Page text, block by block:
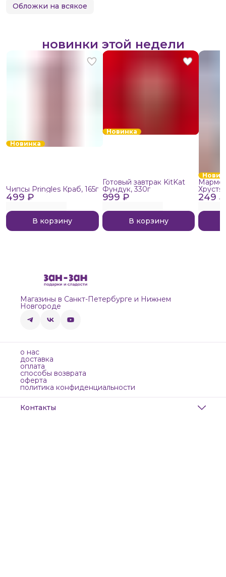
Обложки на всякое
новинки этой недели
Новинка
499 ₽
Чипсы Pringles Краб, 165г
В корзину
Новинка
999 ₽
Готовый завтрак KitKat
Фундук, 330г
В корзину
249 ₽
Магазины в Санкт-Петербурге и Нижнем
Новгороде
о нас
доставка
оплата
способы возврата
оферта
политика конфиденциальности
Контакты